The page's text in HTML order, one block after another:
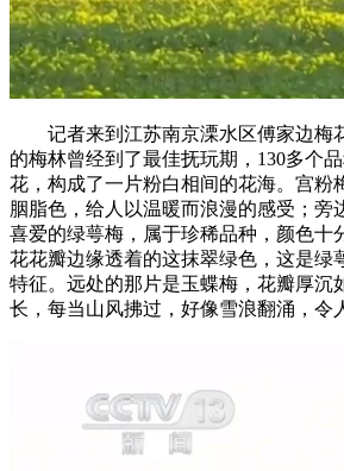
记者来到江苏南京溧水区傅家边梅
的梅林曾经到了最佳抚玩期，130多个
花，构成了一片粉白相间的花海。宫粉
胭脂色，给人以温暖而浪漫的感受；旁
喜爱的绿萼梅，属于珍稀品种，颜色十
花花瓣边缘透着的这抹翠绿色，这是绿
特征。远处的那片是玉蝶梅，花瓣厚沉
长，每当山风拂过，好像雪浪翻涌，令